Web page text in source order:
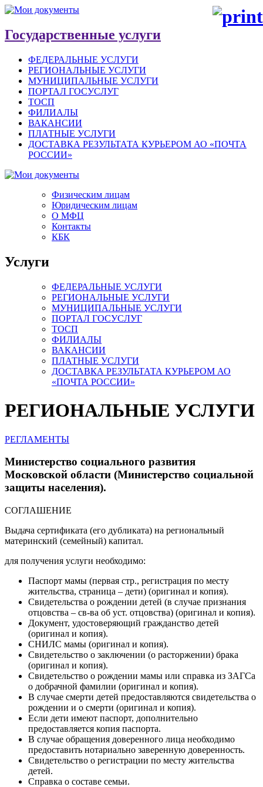
Государственные услуги
ФЕДЕРАЛЬНЫЕ УСЛУГИ
РЕГИОНАЛЬНЫЕ УСЛУГИ
МУНИЦИПАЛЬНЫЕ УСЛУГИ
ПОРТАЛ ГОСУСЛУГ
ТОСП
ФИЛИАЛЫ
ВАКАНСИИ
ПЛАТНЫЕ УСЛУГИ
ДОСТАВКА РЕЗУЛЬТАТА КУРЬЕРОМ АО «ПОЧТА
РОССИИ»
Физическим лицам
Юридическим лицам
О МФЦ
Контакты
КБК
Услуги
ФЕДЕРАЛЬНЫЕ УСЛУГИ
РЕГИОНАЛЬНЫЕ УСЛУГИ
МУНИЦИПАЛЬНЫЕ УСЛУГИ
ПОРТАЛ ГОСУСЛУГ
ТОСП
ФИЛИАЛЫ
ВАКАНСИИ
ПЛАТНЫЕ УСЛУГИ
ДОСТАВКА РЕЗУЛЬТАТА КУРЬЕРОМ АО
«ПОЧТА РОССИИ»
РЕГИОНАЛЬНЫЕ УСЛУГИ
РЕГЛАМЕНТЫ
Министерство социального развития
Московской области (Министерство социальной
защиты населения).
СОГЛАШЕНИЕ
Выдача сертификата (его дубликата) на региональный
материнский (семейный) капитал.
для получения услуги необходимо:
Паспорт мамы (первая стр., регистрация по месту
жительства, страница – дети) (оригинал и копия).
Свидетельства о рождении детей (в случае признания
отцовства – св-ва об уст. отцовства) (оригинал и копия).
Документ, удостоверяющий гражданство детей
(оригинал и копия).
СНИЛС мамы (оригинал и копия).
Свидетельство о заключении (о расторжении) брака
(оригинал и копия).
Свидетельство о рождении мамы или справка из ЗАГСа
о добрачной фамилии (оригинал и копия).
В случае смерти детей предоставляются свидетельства о
рождении и о смерти (оригинал и копия).
Если дети имеют паспорт, дополнительно
предоставляется копия паспорта.
В случае обращения доверенного лица необходимо
предоставить нотариально заверенную доверенность.
Свидетельство о регистрации по месту жительства
детей.
Справка о составе семьи.